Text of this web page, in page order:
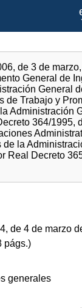
de 3 de
General de
General
de Trabajo y
Administración
364/1995,
la
Real Decreto
de 4 de marzo
págs.)
generales